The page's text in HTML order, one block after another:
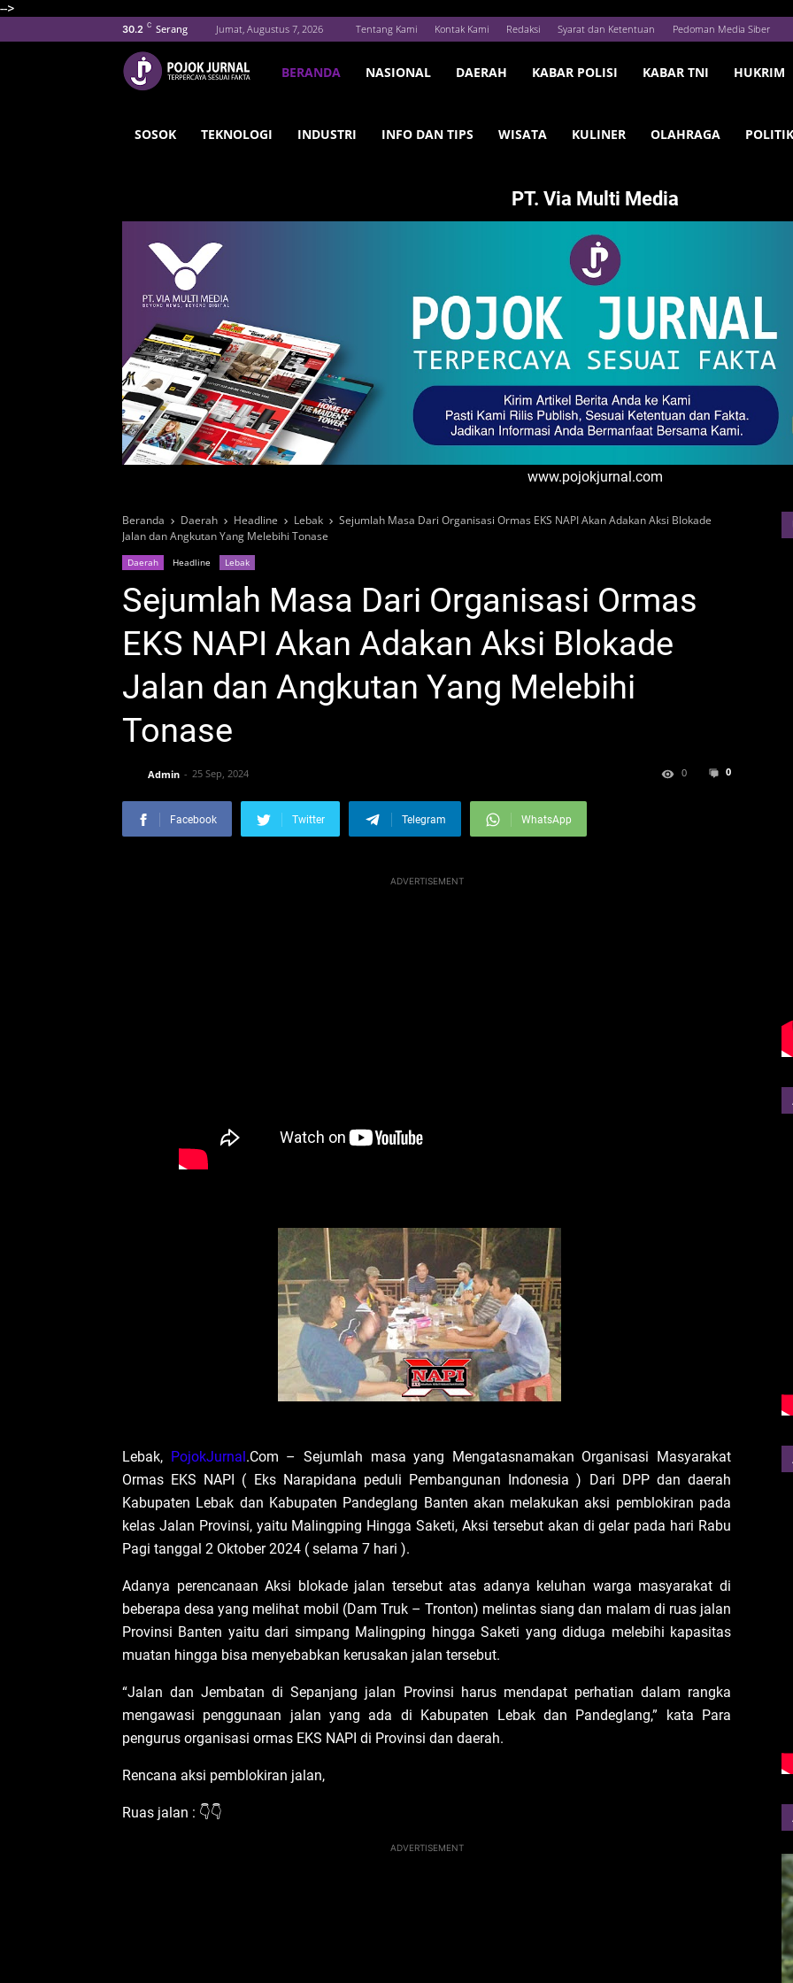
-->
30.2 C Serang Jumat, Augustus 7, 2026 Tentang Kami Kontak Kami Redaksi Syarat dan Ketentuan Pedoman Media Siber
BERANDA NASIONAL DAERAH KABAR POLISI KABAR TNI HUKRIM
SOSOK TEKNOLOGI INDUSTRI INFO DAN TIPS WISATA KULINER OLAHRAGA POLITIK
PT. Via Multi Media
www.pojokjurnal.com
Beranda Daerah Headline Lebak
Sejumlah Masa Dari Organisasi Ormas EKS NAPI Akan Adakan Aksi Blokade
Jalan dan Angkutan Yang Melebihi Tonase
Daerah Headline Lebak
Sejumlah Masa Dari Organisasi Ormas
EKS NAPI Akan Adakan Aksi Blokade
Jalan dan Angkutan Yang Melebihi
Tonase
Admin 25 Sep, 2024 0
0
Facebook Twitter Telegram WhatsApp
ADVERTISEMENT
Lebak, PojokJurnal.Com – Sejumlah masa yang Mengatasnamakan Organisasi Masyarakat
Ormas EKS NAPI ( Eks Narapidana peduli Pembangunan Indonesia ) Dari DPP dan daerah
Kabupaten Lebak dan Kabupaten Pandeglang Banten akan melakukan aksi pemblokiran pada
kelas Jalan Provinsi, yaitu Malingping Hingga Saketi, Aksi tersebut akan di gelar pada hari Rabu
Pagi tanggal 2 Oktober 2024 ( selama 7 hari ).
Adanya perencanaan Aksi blokade jalan tersebut atas adanya keluhan warga masyarakat di
beberapa desa yang melihat mobil (Dam Truk – Tronton) melintas siang dan malam di ruas jalan
Provinsi Banten yaitu dari simpang Malingping hingga Saketi yang diduga melebihi kapasitas
muatan hingga bisa menyebabkan kerusakan jalan tersebut.
“Jalan dan Jembatan di Sepanjang jalan Provinsi harus mendapat perhatian dalam rangka
mengawasi penggunaan jalan yang ada di Kabupaten Lebak dan Pandeglang,” kata Para
pengurus organisasi ormas EKS NAPI di Provinsi dan daerah.
Rencana aksi pemblokiran jalan,
Ruas jalan : 👇👇
ADVERTISEMENT